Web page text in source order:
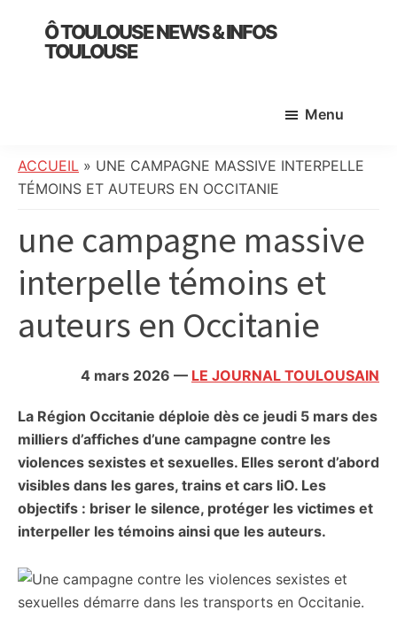
primary
Ô TOULOUSE NEWS & INFOS
TOULOUSE
:
info
société,
culture,
politique,
météo,
faits
citoyennes
Menu
ACCUEIL » UNE CAMPAGNE MASSIVE INTERPELLE
TÉMOINS ET AUTEURS EN OCCITANIE
une campagne massive
interpelle témoins et
auteurs en Occitanie
4 mars 2026 — LE JOURNAL TOULOUSAIN
La Région Occitanie déploie dès ce jeudi 5 mars des
milliers d’affiches d’une campagne contre les
violences sexistes et sexuelles. Elles seront d’abord
visibles dans les gares, trains et cars liO. Les
objectifs : briser le silence, protéger les victimes et
interpeller les témoins ainsi que les auteurs.